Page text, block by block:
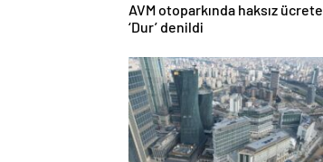
AVM otoparkında haksız ücrete
‘Dur’ denildi